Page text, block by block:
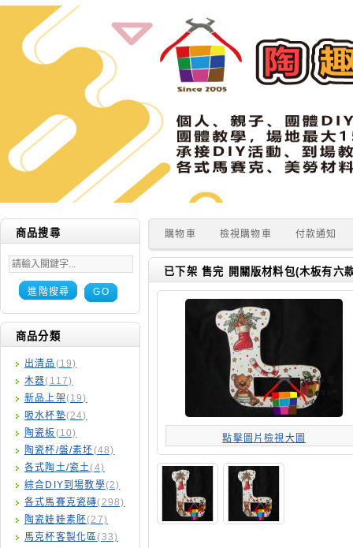
商品搜尋
進階搜尋 GO
商品分類
出清品 (19)
木器(117)
新品上架(19)
吸水杯墊(24)
陶瓷板 (10)
陶瓷杯/盤/素坯(48)
各式陶土/瓷土(4)
綜合DIY到場教學(2)
各式馬賽克瓷磚(298)
陶瓷娃娃素胚(27)
馬克杯客製化區(33)
購物車 檢視購物車 付款通知
已下架 售完 開關版材料包(木板有六
點擊圖片檢視大圖